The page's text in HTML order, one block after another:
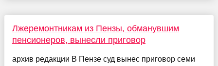
Лжеремонтникам из Пензы, обманувшим
пенсионеров, вынесли приговор
архив редакции В Пензе суд вынес приговор семи